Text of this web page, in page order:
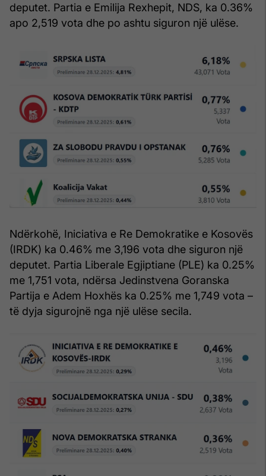
deputet. Partia e Emilija Rexhepit, NDS, ka 0.36%
apo 2,519 vota dhe po ashtu siguron një ulëse.
Ndërkohë, Iniciativa e Re Demokratike e Kosovës
(IRDK) ka 0.46% me 3,196 vota dhe siguron një
deputet. Partia Liberale Egjiptiane (PLE) ka 0.25%
me 1,751 vota, ndërsa Jedinstvena Goranska
Partija e Adem Hoxhës ka 0.25% me 1,749 vota –
të dyja sigurojnë nga një ulëse secila.